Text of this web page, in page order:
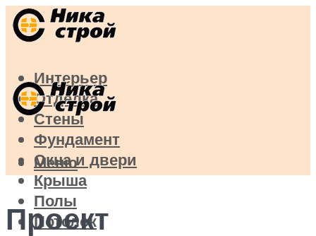
Интерьер
Отделка
Стены
Фундамент
Окна и двери
Крыша
Полы
Потолок
Меню
Проект